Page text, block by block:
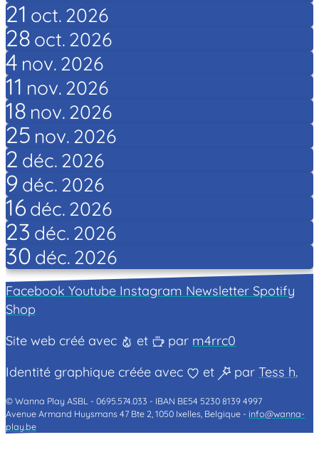
21 oct. 2026
28 oct. 2026
4 nov. 2026
11 nov. 2026
18 nov. 2026
25 nov. 2026
2 déc. 2026
9 déc. 2026
16 déc. 2026
23 déc. 2026
30 déc. 2026
Facebook Youtube Instagram Newsletter Spotify
Shop
Site web créé avec
et par m4rrc0
Identité graphique créée avec
et parTess h.
© Wanna Play ASBL - 0695.574.033 - IBAN BE54 5230 8139 4997
Avenue Armand Huysmans 47 Bte 2, 1050 Ixelles, Belgique -